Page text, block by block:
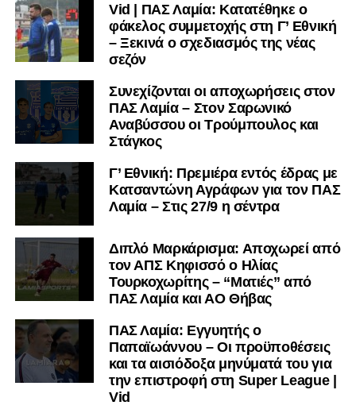
Vid | ΠΑΣ Λαμία: Κατατέθηκε ο
φάκελος συμμετοχής στη Γ’ Εθνική
– Ξεκινά ο σχεδιασμός της νέας
σεζόν
Συνεχίζονται οι αποχωρήσεις στον
ΠΑΣ Λαμία – Στον Σαρωνικό
Αναβύσσου οι Τρούμπουλος και
Στάγκος
Γ’ Εθνική: Πρεμιέρα εντός έδρας με
Κατσαντώνη Αγράφων για τον ΠΑΣ
Λαμία – Στις 27/9 η σέντρα
Διπλό Μαρκάρισμα: Αποχωρεί από
τον ΑΠΣ Κηφισσό ο Ηλίας
Τουρκοχωρίτης – “Ματιές” από
ΠΑΣ Λαμία και ΑΟ Θήβας
ΠΑΣ Λαμία: Εγγυητής ο
Παπαϊωάννου – Οι προϋποθέσεις
και τα αισιόδοξα μηνύματά του για
την επιστροφή στη Super League |
Vid